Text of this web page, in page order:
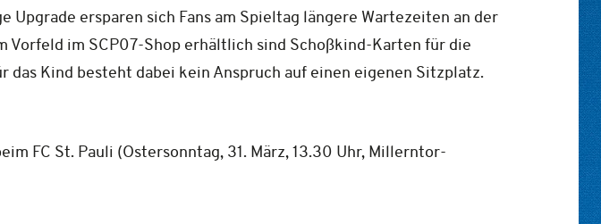
ersparen sich Fans am Spieltag längere Wartezeiten an der
Vorfeld im SCP07-Shop erhältlich sind Schoßkind-Karten für die
Kind besteht dabei kein Anspruch auf einen eigenen Sitzplatz.
FC St. Pauli (Ostersonntag, 31. März, 13.30 Uhr, Millerntor-